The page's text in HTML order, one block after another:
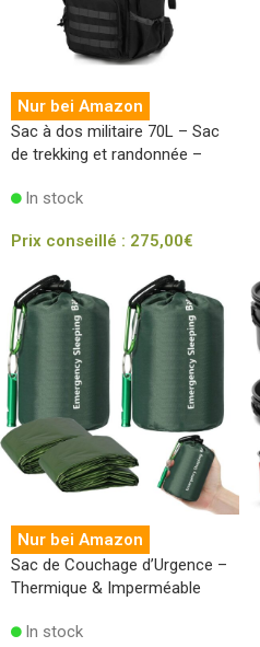
Nur bei Amazon
Sac à dos militaire 70L – Sac
de trekking et randonnée –
In stock
Prix conseillé : 275,00€
Nur bei Amazon
Sac de Couchage d’Urgence –
Thermique & Imperméable
In stock